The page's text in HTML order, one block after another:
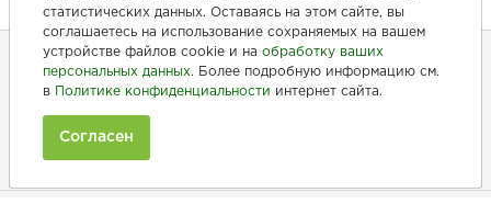
+7 (846) 275-20-10
статистических данных. Оставаясь на этом сайте, вы
соглашаетесь на использование сохраняемых на вашем
устройстве файлов cookie и на обработку ваших
персональных данных. Более подробную информацию см.
в
Политике конфиденциальности интернет сайта.
Согласен